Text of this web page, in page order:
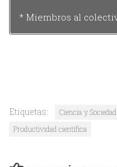
* Miembros al
Etiquetas: Ciencia y Sociedad
Productividad científica